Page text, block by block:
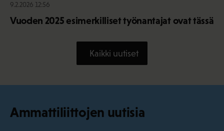
9.2.2026 12:56
Vuoden 2025 esimerkilliset työnantajat ovat tässä
Kaikki uutiset
Ammattiliittojen uutisia